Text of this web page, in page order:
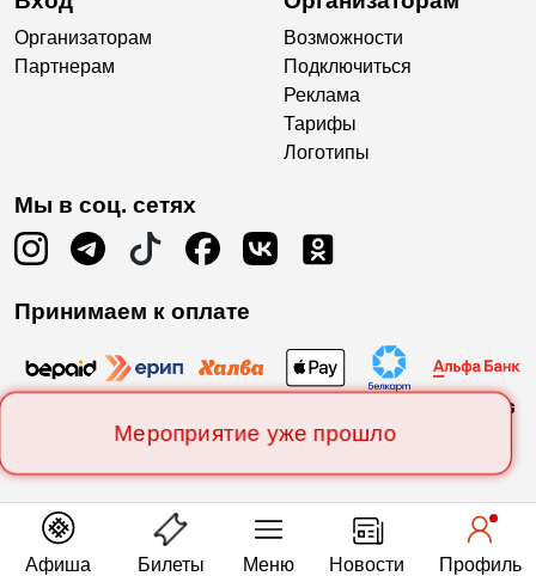
Мероприятие уже прошло
Организаторам
Партнерам
Возможности
Подключиться
Реклама
Тарифы
Логотипы
Мы в соц. сетях
Принимаем к оплате
Афиша Билеты Меню Новости Профиль
Есть вопросы?